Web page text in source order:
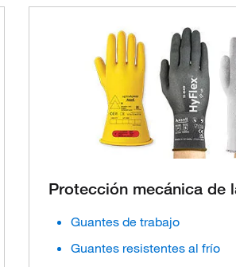
Protección mecánica de
Guantes de trabajo
Guantes resistentes al frío